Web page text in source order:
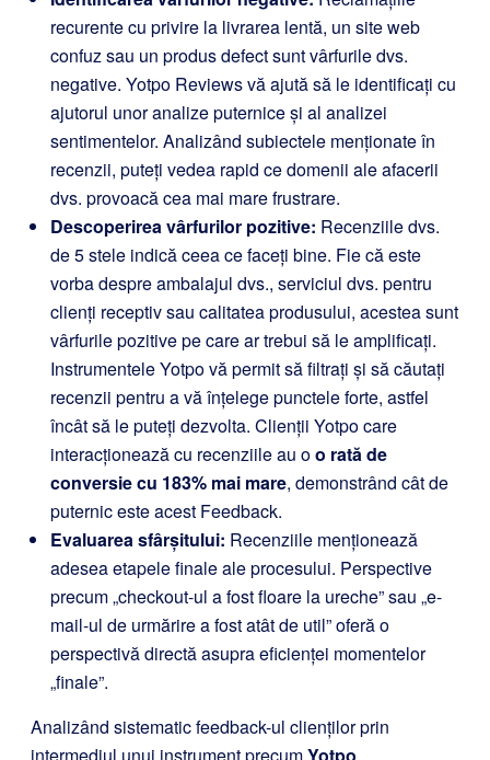
recurente cu privire la livrarea lentă, un site web
confuz sau un produs defect sunt vârfurile dvs.
negative. Yotpo Reviews vă ajută să le identificați cu
ajutorul unor analize puternice și al analizei
sentimentelor. Analizând subiectele menționate în
recenzii, puteți vedea rapid ce domenii ale afacerii
dvs. provoacă cea mai mare frustrare.
Descoperirea vârfurilor pozitive: Recenziile dvs.
de 5 stele indică ceea ce faceți bine. Fie că este
vorba despre ambalajul dvs., serviciul dvs. pentru
clienți receptiv sau calitatea produsului, acestea sunt
vârfurile pozitive pe care ar trebui să le amplificați.
Instrumentele Yotpo vă permit să filtrați și să căutați
recenzii pentru a vă înțelege punctele forte, astfel
încât să le puteți dezvolta. Clienții Yotpo care
interacționează cu recenziile au oo rată de
conversie cu 183% mai mare, demonstrând cât de
puternic este acest Feedback.
Evaluarea sfârșitului: Recenziile menționează
adesea etapele finale ale procesului. Perspective
precum „checkout-ul a fost floare la ureche” sau „e-
mail-ul de urmărire a fost atât de util” oferă o
perspectivă directă asupra eficienței momentelor
„finale”.
Analizând sistematic feedback-ul clienților prin